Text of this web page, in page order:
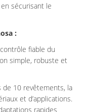
sécurisant le
:
fiable du
simple, robuste et
10 revêtements, la
et d’applications.
rapides